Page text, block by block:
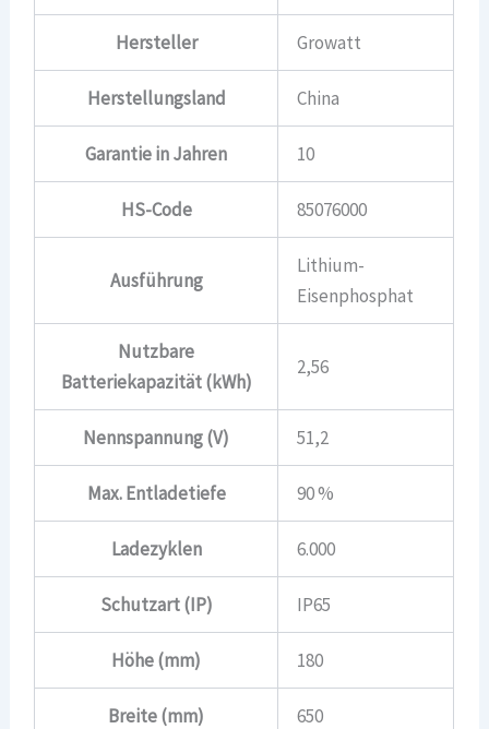
Hersteller Growatt
Herstellungsland China
Garantie in Jahren 10
HS-Code 85076000
Ausführung
Lithium-
Eisenphosphat
Nutzbare
Batteriekapazität (kWh)
2,56
Nennspannung (V) 51,2
Max. Entladetiefe 90 %
Ladezyklen 6.000
Schutzart (IP) IP65
Höhe (mm) 180
Breite (mm) 650